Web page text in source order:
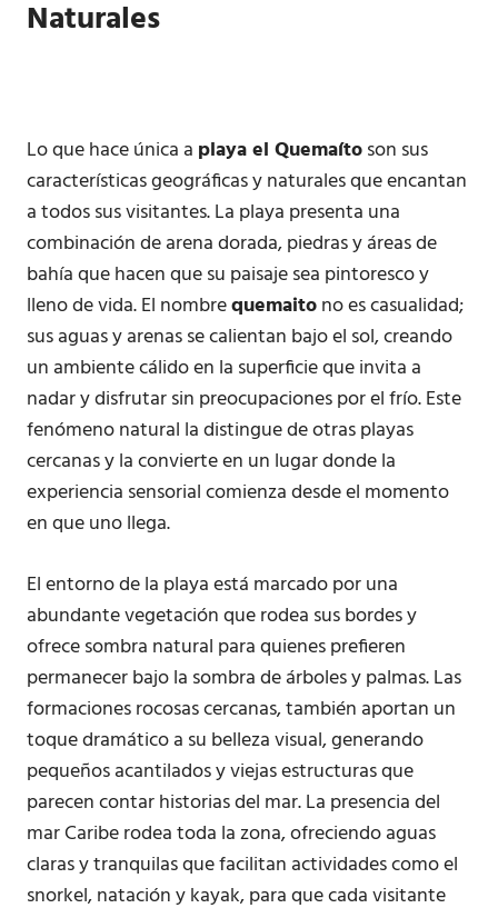
Naturales
Lo que hace única a playa el Quemaítoson sus
características geográficas y naturales que encantan
a todos sus visitantes. La playa presenta una
combinación de arena dorada, piedras y áreas de
bahía que hacen que su paisaje sea pintoresco y
lleno de vida. El nombrequemaitono es casualidad;
sus aguas y arenas se calientan bajo el sol, creando
un ambiente cálido en la superficie que invita a
nadar y disfrutar sin preocupaciones por el frío. Este
fenómeno natural la distingue de otras playas
cercanas y la convierte en un lugar donde la
experiencia sensorial comienza desde el momento
en que uno llega.
El entorno de la playa está marcado por una
abundante vegetación que rodea sus bordes y
ofrece sombra natural para quienes prefieren
permanecer bajo la sombra de árboles y palmas. Las
formaciones rocosas cercanas, también aportan un
toque dramático a su belleza visual, generando
pequeños acantilados y viejas estructuras que
parecen contar historias del mar. La presencia del
mar Caribe rodea toda la zona, ofreciendo aguas
claras y tranquilas que facilitan actividades como el
snorkel, natación y kayak, para que cada visitante